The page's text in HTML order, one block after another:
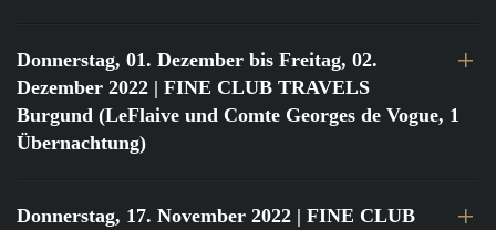
Donnerstag, 01. Dezember bis Freitag, 02.
Dezember 2022 | FINE CLUB TRAVELS
Burgund (LeFlaive und Comte Georges de Vogue, 1
Übernachtung)
Donnerstag, 17. November 2022 | FINE CLUB